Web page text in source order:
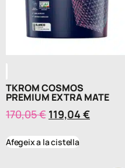
TKROM COSMOS
PREMIUM EXTRA MATE
170,05€ 119,04 €
Afegeix a la cistella